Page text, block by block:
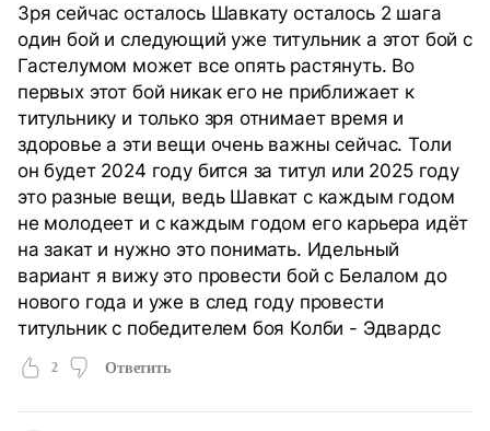
Зря сейчас осталось Шавкату осталось 2 шага
один бой и следующий уже титульник а этот бой с
Гастелумом может все опять растянуть. Во
первых этот бой никак его не приближает к
титульнику и только зря отнимает время и
здоровье а эти вещи очень важны сейчас. Толи
он будет 2024 году бится за титул или 2025 году
это разные вещи, ведь Шавкат с каждым годом
не молодеет и с каждым годом его карьера идёт
на закат и нужно это понимать. Идельный
вариант я вижу это провести бой с Белалом до
нового года и уже в след году провести
титульник с победителем боя Колби - Эдвардс
2 Ответить